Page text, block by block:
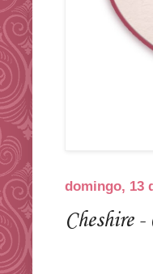
domingo, 13
Cheshire -